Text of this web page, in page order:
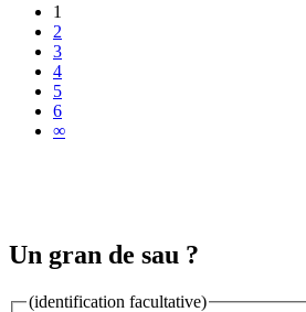
1
2
3
4
5
6
∞
Un gran de sau ?
(identification facultative)